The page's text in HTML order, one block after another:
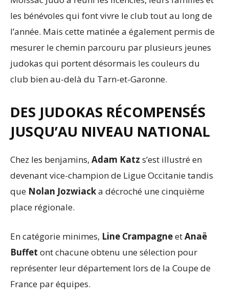
les bénévoles qui font vivre le club tout au long de
l’année. Mais cette matinée a également permis de
mesurer le chemin parcouru par plusieurs jeunes
judokas qui portent désormais les couleurs du
club bien au-delà du Tarn-et-Garonne.
DES JUDOKAS RÉCOMPENSÉS
JUSQU’AU NIVEAU NATIONAL
Chez les benjamins, Adam Katz s’est illustré en
devenant vice-champion de Ligue Occitanie tandis
que Nolan Jozwiacka décroché une cinquième
place régionale.
En catégorie minimes, Line CrampagneetAnaë
Buffet ont chacune obtenu une sélection pour
représenter leur département lors de la Coupe de
France par équipes.